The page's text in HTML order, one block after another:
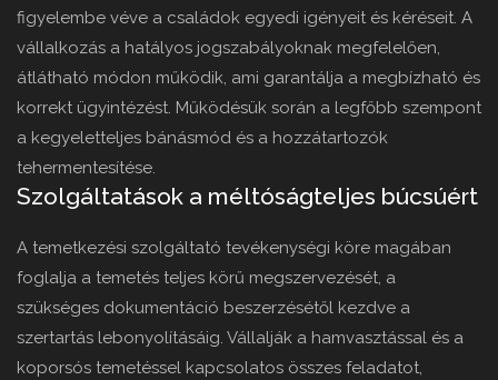
figyelembe véve a családok egyedi igényeit és kéréseit. A
vállalkozás a hatályos jogszabályoknak megfelelően,
átlátható módon működik, ami garantálja a megbízható és
korrekt ügyintézést. Működésük során a legfőbb szempont
a kegyeletteljes bánásmód és a hozzátartozók
tehermentesítése.
Szolgáltatások a méltóságteljes búcsúért
A temetkezési szolgáltató tevékenységi köre magában
foglalja a temetés teljes körű megszervezését, a
szükséges dokumentáció beszerzésétől kezdve a
szertartás lebonyolításáig. Vállalják a hamvasztással és a
koporsós temetéssel kapcsolatos összes feladatot,